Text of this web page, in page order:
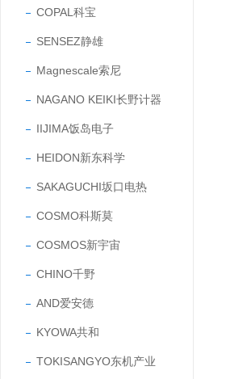
COPAL科宝
SENSEZ静雄
Magnescale索尼
NAGANO KEIKI长野计器
IIJIMA饭岛电子
HEIDON新东科学
SAKAGUCHI坂口电热
COSMO科斯莫
COSMOS新宇宙
CHINO千野
AND爱安德
KYOWA共和
TOKISANGYO东机产业